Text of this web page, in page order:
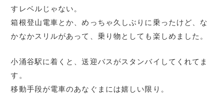
すレベルじゃない。
箱根登山電車とか、めっちゃ久しぶりに乗ったけど、な
かなかスリルがあって、乗り物としても楽しめました。
小涌谷駅に着くと、送迎バスがスタンバイしてくれてま
す。
移動手段が電車のあなぐまには嬉しい限り。